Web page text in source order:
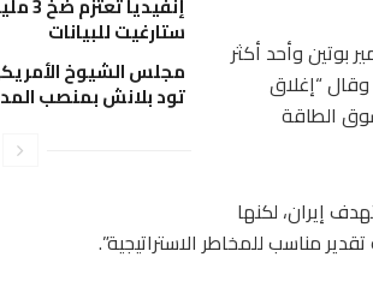
ستارغيت للبيانات
مجلس الشيوخ
تود بلانش بمنصب
بوتين وأحد أكثر
“إغلاق
الطاقة
إيران، لكنها
مناسب للمخاطر الاستراتيجية”.